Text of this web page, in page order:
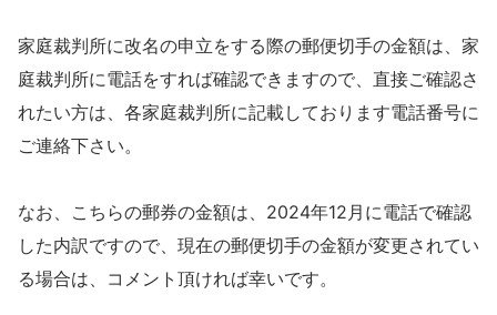
家庭裁判所に改名の申立をする際の郵便切手の金額は、家
庭裁判所に電話をすれば確認できますので、直接ご確認さ
れたい方は、各家庭裁判所に記載しております電話番号に
ご連絡下さい。
なお、こちらの郵券の金額は、2024年12月に電話で確認
した内訳ですので、現在の郵便切手の金額が変更されてい
る場合は、コメント頂ければ幸いです。